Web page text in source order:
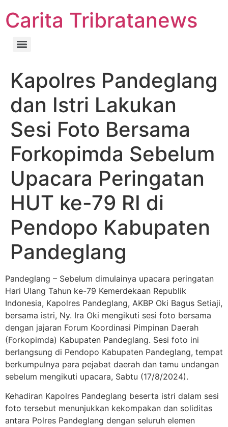
Carita Tribratanews
Kapolres Pandeglang
dan Istri Lakukan
Sesi Foto Bersama
Forkopimda Sebelum
Upacara Peringatan
HUT ke-79 RI di
Pendopo Kabupaten
Pandeglang
Pandeglang – Sebelum dimulainya upacara peringatan
Hari Ulang Tahun ke-79 Kemerdekaan Republik
Indonesia, Kapolres Pandeglang, AKBP Oki Bagus Setiaji,
bersama istri, Ny. Ira Oki mengikuti sesi foto bersama
dengan jajaran Forum Koordinasi Pimpinan Daerah
(Forkopimda) Kabupaten Pandeglang. Sesi foto ini
berlangsung di Pendopo Kabupaten Pandeglang, tempat
berkumpulnya para pejabat daerah dan tamu undangan
sebelum mengikuti upacara, Sabtu (17/8/2024).
Kehadiran Kapolres Pandeglang beserta istri dalam sesi
foto tersebut menunjukkan kekompakan dan soliditas
antara Polres Pandeglang dengan seluruh elemen